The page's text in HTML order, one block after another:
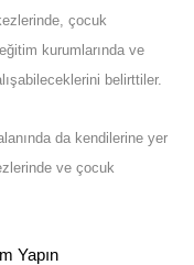
çocuk
kurumlarında ve
belirttiler.
da kendilerine yer
ve çocuk
Yapın